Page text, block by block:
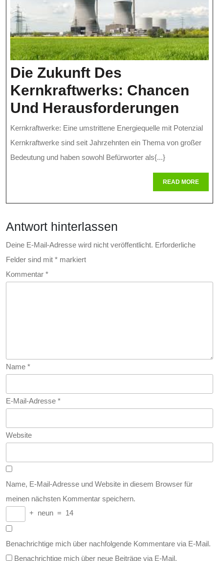
Die Zukunft Des
Kernkraftwerks: Chancen
Und Herausforderungen
Des
Und
Kernkraftwerke: Eine umstrittene Energiequelle mit Potenzial
Kernkraftwerke sind seit Jahrzehnten ein Thema von großer
Bedeutung und haben sowohl Befürworter als{...}
READ MOREREAD
MORE
Antwort hinterlassen
Deine E-Mail-Adresse wird nicht veröffentlicht. Erforderliche
Felder sind mit * markiert
Kommentar *
Name *
E-Mail-Adresse *
Website
Name, E-Mail-Adresse und Website in diesem Browser für
meinen nächsten Kommentar speichern.
+ neun = 14
Benachrichtige mich über nachfolgende Kommentare via E-Mail.
Benachrichtige mich über neue Beiträge via E-Mail.